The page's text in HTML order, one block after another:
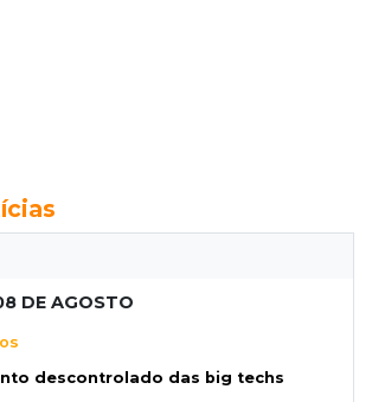
DE AGOSTO
descontrolado das big techs